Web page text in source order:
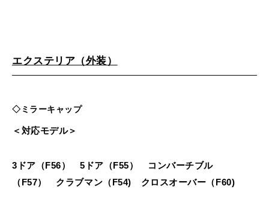
エクステリア（外装）
◇ミラーキャップ
＜対応モデル＞
3ドア（F56） 5ドア（F55） コンバーチブル
（F57） クラブマン（F54) クロスオーバー（F60)